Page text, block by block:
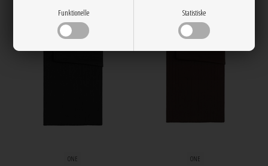
Funktionelle Statistiske
ONE ONE